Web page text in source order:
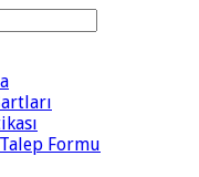
Formu